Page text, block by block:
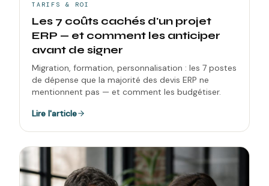
TARIFS & ROI
Les 7 coûts cachés d'un projet
ERP — et comment les anticiper
avant de signer
Migration, formation, personnalisation : les 7 postes
de dépense que la majorité des devis ERP ne
mentionnent pas — et comment les budgétiser.
Lire l'article